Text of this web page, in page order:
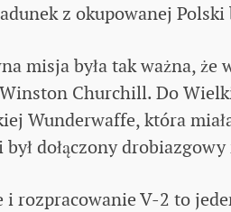
z okupowanej
misja była tak ważna,
Churchill. Do
Wunderwaffe, która
był dołączony
i rozpracowanie V-2 to